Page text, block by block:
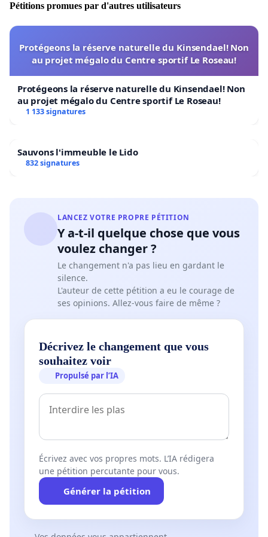
Pétitions promues par d'autres utilisateurs
Protégeons la réserve naturelle du Kinsendael! Non
au projet mégalo du Centre sportif Le Roseau!
Protégeons la réserve naturelle du Kinsendael! Non
au projet mégalo du Centre sportif Le Roseau!
1 133 signatures
Sauvons l'immeuble le Lido
832 signatures
LANCEZ VOTRE PROPRE PÉTITION
Y a-t-il quelque chose que vous
voulez changer ?
Le changement n'a pas lieu en gardant le
silence.
L'auteur de cette pétition a eu le courage de
ses opinions. Allez-vous faire de même ?
Décrivez le changement que vous
souhaitez voir
Propulsé par l’IA
Écrivez avec vos propres mots. L’IA rédigera
une pétition percutante pour vous.
Générer la pétition